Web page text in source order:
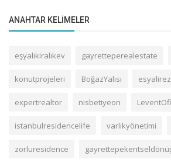
ANAHTAR KELIMELER
eşyalıkiralıkev gayretteperealestate
konutprojeleri BoğazYalısı
expertrealtor nisbetiyeon
istanbulresidencelife varlıkyönetimi
zorluresidence